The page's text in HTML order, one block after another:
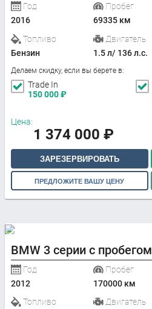
Год
2016
Пробег
69335 км
Топливо
Бензин
Двигатель
1.5 л/ 136 л.с.
Делаем скидку, если вы берете в:
Trade In
150 000₽
Цена:
1 374 000 ₽
ЗАРЕЗЕРВИРОВАТЬ
ПРЕДЛОЖИТЕ ВАШУ ЦЕНУ
BMW 3 серии с пробегом
Год
2012
Пробег
170000 км
Топливо Двигатель